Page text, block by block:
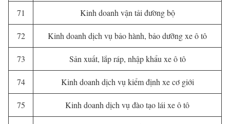
71 Kinh doanh vận tải đường bộ
72 Kinh doanh dịch vụ bảo hành, bảo dưỡng xe ô tô
73 Sản xuất, lắp ráp, nhập khẩu xe ô tô
74 Kinh doanh dịch vụ kiểm định xe cơ giới
75 Kinh doanh dịch vụ đào tạo lái xe ô tô